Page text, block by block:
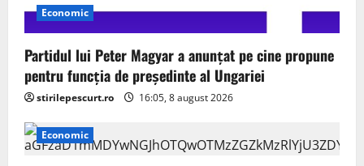
Economic
Partidul lui Peter Magyar a anunțat pe cine propune
pentru funcția de președinte al Ungariei
stirilepescurt.ro 16:05, 8 august 2026
Economic